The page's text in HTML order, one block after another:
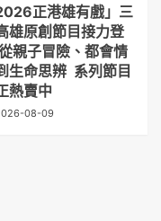
正港雄有戲」三
雄原創節目接力登
親子冒險、都會情
生命思辨 系列節目
熱賣中
08-09